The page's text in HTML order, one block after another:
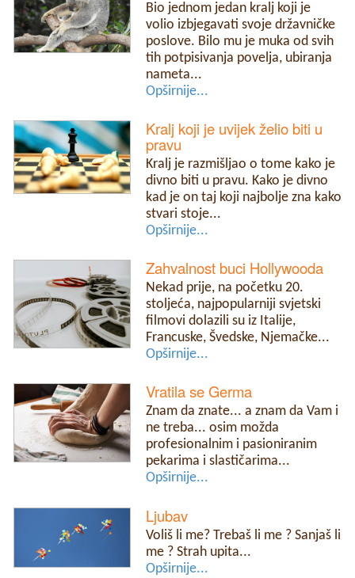
Bio jednom jedan kralj koji je
volio izbjegavati svoje državničke
poslove. Bilo mu je muka od svih
tih potpisivanja povelja, ubiranja
nameta...
Opširnije...
Kralj koji je uvijek želio biti u
pravu
Kralj je razmišljao o tome kako je
divno biti u pravu. Kako je divno
kad je on taj koji najbolje zna kako
stvari stoje...
Opširnije...
Zahvalnost buci Hollywooda
Nekad prije, na početku 20.
stoljeća, najpopularniji svjetski
filmovi dolazili su iz Italije,
Francuske, Švedske, Njemačke...
Opširnije...
Vratila se Germa
Znam da znate... a znam da Vam i
ne treba... osim možda
profesionalnim i pasioniranim
pekarima i slastičarima...
Opširnije...
Ljubav
Voliš li me? Trebaš li me ? Sanjaš li
me ? Strah upita...
Opširnije...